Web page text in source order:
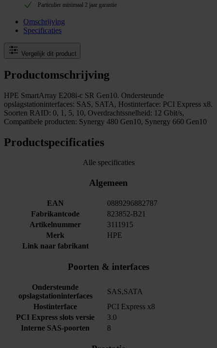
Particulier minimaal 2 jaar garantie
Omschrijving
Specificaties
Vergelijk dit product
Productomschrijving
HPE SmartArray E208i-c SR Gen10. Ondersteunde
opslagstationinterfaces: SAS, SATA, Hostinterface: PCI Express x8.
Soorten RAID: 0, 1, 5, 10, Overdrachtssnelheid: 12 Gbit/s,
Compatibele producten: Synergy 480 Gen10, Synergy 660 Gen10
Productspecificaties
Alle specificaties
Algemeen
EAN
0889296882787
Fabrikantcode
823852-B21
Artikelnummer
3111915
Merk
HPE
Link naar fabrikant
Poorten & interfaces
Ondersteunde
opslagstationinterfaces
SAS,SATA
Hostinterface
PCI Express x8
PCI Express slots versie
3.0
Interne SAS-poorten
8